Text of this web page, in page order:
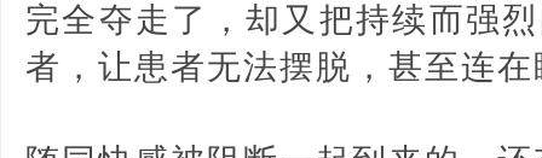
完全夺走了，却又把持续而强
者，让患者无法摆脱，甚至连